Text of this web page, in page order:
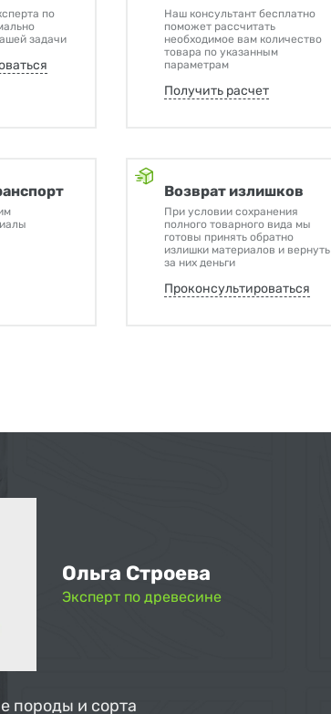
по
задачи
Наш консультант бесплатно
поможет рассчитать
необходимое вам количество
товара по указанным
параметрам
Получить расчет
Возврат излишков
При условии сохранения
полного товарного вида мы
готовы принять обратно
излишки материалов и вернуть
за них деньги
Проконсультироваться
Ольга Строева
Эксперт по древесине
породы и сорта